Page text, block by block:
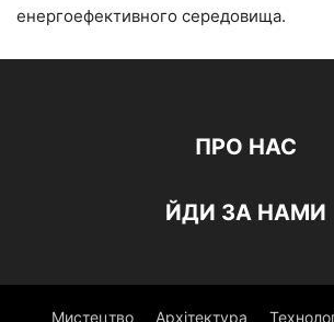
енергоефективного середовища.
ПРО НАС
ЙДИ ЗА НАМИ
Мистецтво Архітектура